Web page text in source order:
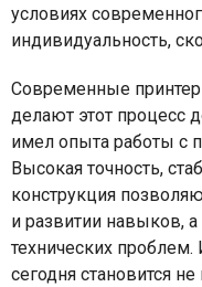
условиях
индивидуальность,
Современные
делают этот процесс
имел опыта работы с
Высокая точность,
конструкция
и развитии навыков,
технических
сегодня становится